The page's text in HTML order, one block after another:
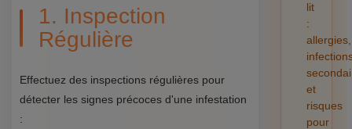
1. Inspection
Régulière
Effectuez des inspections régulières pour
détecter les signes précoces d'une infestation
:
lit
:
allergies,
et
risques
pour